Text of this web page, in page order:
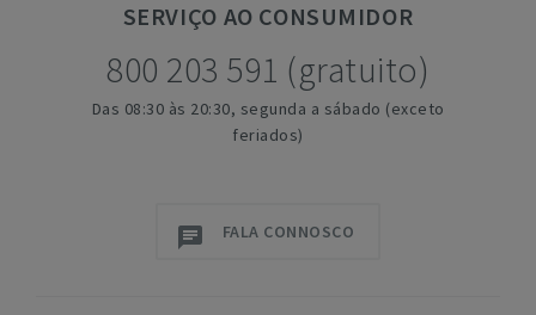
SERVIÇO AO CONSUMIDOR
800 203 591 (gratuito)
Das 08:30 às 20:30, segunda a sábado (exceto
feriados)
FALA CONNOSCO